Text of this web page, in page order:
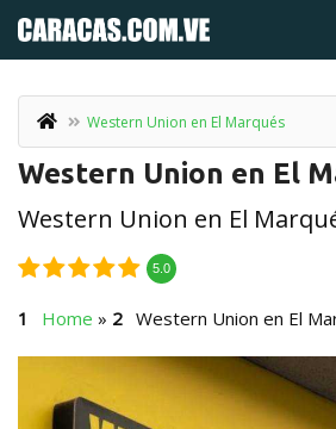
Western Union en El Marqués
Western Union en El
Western Union en El
5.0
Home » Western Union en El